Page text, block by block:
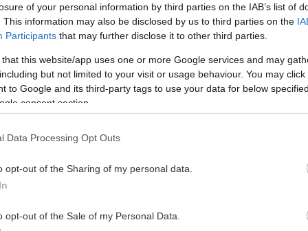
of your personal information by third parties on the IAB’s list of
This information may also be disclosed by us to third parties on the
Participants that may further disclose it to other third parties.
that this website/app uses one or more Google services and may
but not limited to your visit or usage behaviour. You may
to Google and its third-party tags to use your data for below
consent section.
Data Processing Opt Outs
opt-out of the Sharing of my personal data.
opt-out of the Sale of my Personal Data.
potravín, ktoré ozdravia (nielen)
tepelná úprava potravín do určitej miery
obsahové látky, zvyčajne tie, ktoré sú pre
na zdravšie.
spôsob